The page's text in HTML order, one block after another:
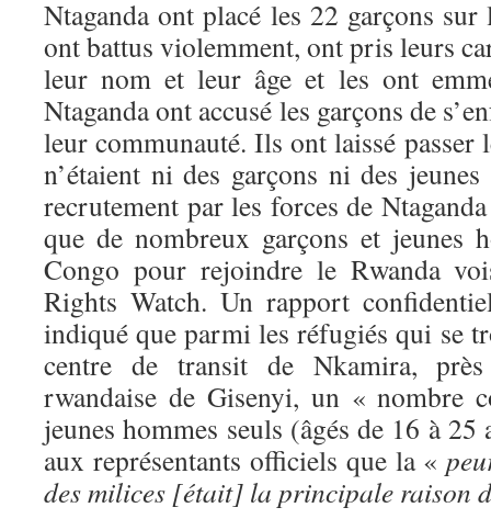
Ntaganda ont placé les 22 garçons
ont battus violemment, ont pris leurs
leur nom et leur âge et les ont
Ntaganda ont accusé les garçons de
leur communauté. Ils ont laissé passer
n’étaient ni des garçons ni des
recrutement par les forces de
que de nombreux garçons et jeunes
Congo pour rejoindre le Rwanda
Rights Watch. Un rapport
indiqué que parmi les réfugiés qui se
centre de transit de Nkamira,
rwandaise de Gisenyi, un « nombre
jeunes hommes seuls (âgés de 16 à
aux représentants officiels que la «
des milices [était] la principale raison